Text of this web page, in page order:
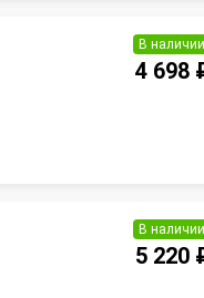
В наличии
4 698
В наличии
5 220